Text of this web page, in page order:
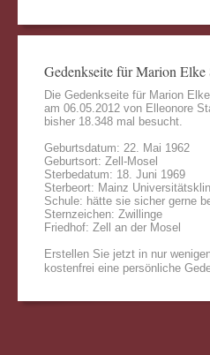
Gedenkseite für Marion Elke
Die Gedenkseite für Marion
am 06.05.2012 von Elleonore
bisher 18.348 mal besucht.
Geburtsdatum: 22. Mai 1962
Geburtsort: Zell-Mosel
Sterbedatum: 18. Juni 1969
Sterbeort: Mainz
Schule: hätte sie sicher gerne
Sternzeichen: Zwillinge
Friedhof: Zell an der Mosel
Erstellen Sie jetzt in nur
kostenfrei eine persönliche